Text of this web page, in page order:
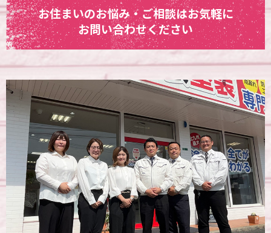
お住まいのお悩み・ご相談はお気軽に
お問い合わせください